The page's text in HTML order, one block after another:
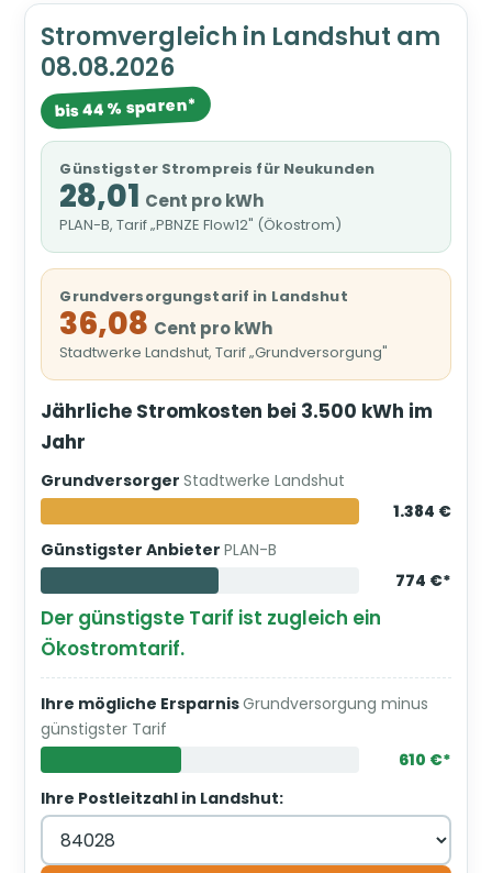
Stromvergleich in Landshut am
08.08.2026
bis 44 % sparen*
Günstigster Strompreis für Neukunden
28,01 Cent pro kWh
PLAN-B, Tarif „PBNZE Flow12" (Ökostrom)
Grundversorgungstarif in Landshut
36,08 Cent pro kWh
Stadtwerke Landshut, Tarif „Grundversorgung"
Jährliche Stromkosten bei 3.500 kWh im
Jahr
GrundversorgerStadtwerke Landshut
1.384 €
Günstigster AnbieterPLAN-B
774 €*
Der günstigste Tarif ist zugleich ein
Ökostromtarif.
Ihre mögliche ErsparnisGrundversorgung minus
günstigster Tarif
610 €*
Ihre Postleitzahl in Landshut: